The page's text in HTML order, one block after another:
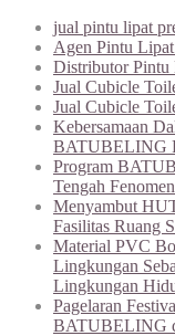
jual pintu lipat
Agen Pintu
Distributor Pintu
Jual Cubicle
Jual Cubicle
Kebersamaan
BATUBELING
Program
Tengah
Menyambut
Fasilitas Ruang
Material PVC
Lingkungan
Lingkungan
Pagelaran
BATUBELING